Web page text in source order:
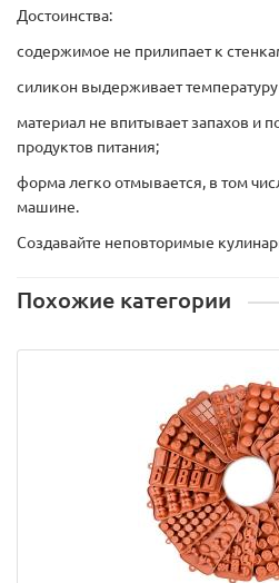
Достоинства:
содержимое не прилипает к
силикон выдерживает температуру
материал не впитывает запахов и
продуктов питания;
форма легко отмывается, в том
машине.
Создавайте неповторимые
Похожие категории